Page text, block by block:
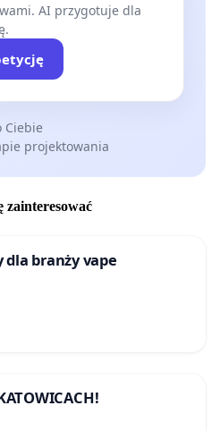
AI przygotuje dla
Ciebie
projektowania
zainteresować
dla branży vape